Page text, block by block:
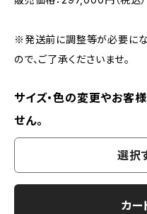
※発送前に調整等が必要に
ので、ご了承くださいませ。
サイズ・色の変更やお客
せん。
選択
カー